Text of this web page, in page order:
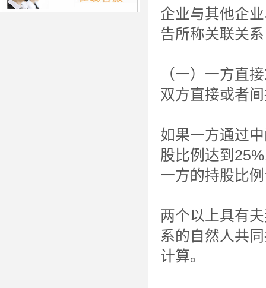
企业与其他企
告所称关联关
（一）一方直
双方直接或者
如果一方通过
股比例达到
一方的持股比
两个以上具有
系的自然人共
计算。